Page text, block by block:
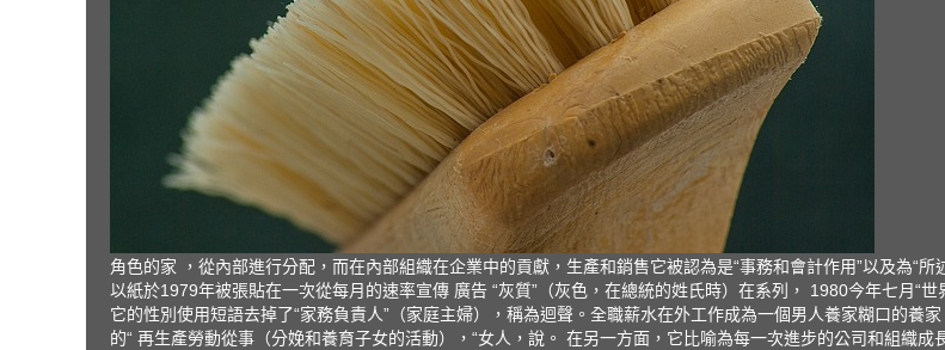
角色的家 ，從內部進行分配，而在內部組織在企業中的貢獻，生產和銷售它被認為是“事務和會計作用”以及為“所
以紙於1979年被張貼在一次從每月的速率宣傳 廣告 “灰質”（灰色，在總統的姓氏時）在系列， 1980今年七月“世
它的性別使用短語去掉了“家務負責人”（家庭主婦），稱為迴聲。全職薪水在外工作成為一個男人養家糊口的養
的“ 再生產勞動從事（分娩和養育子女的活動），“女人，說。 在另一方面，它比喻為每一次進步的公司和組織